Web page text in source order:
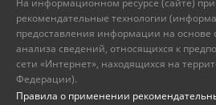
На информационном ресурсе (сайте)
рекомендательные технологии
предоставления информации на основе
анализа сведений, относящихся к
сети «Интернет», находящихся на
Федерации).
Правила о применении